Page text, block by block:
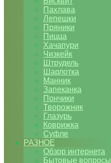
Пахлава
Лепешки
Пряники
Пицца
Хачапури
Чизкейк
Штрудель
Шарлотка
Манник
Запеканка
Пончики
Творожник
Глазурь
Коврижка
Суфле
РАЗНОЕ
Обзор интернета
Бытовые вопросы